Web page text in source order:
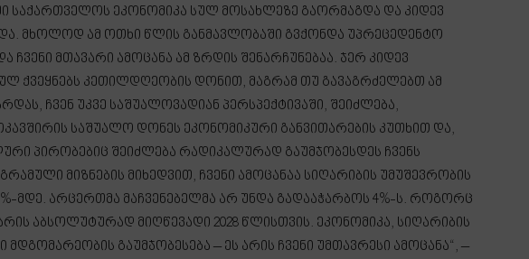
საქართველოს ეკონომიკა სულ მოსახლეზე გაორმაგდა და კიდევ
მხოლოდ ამ ოთხი წლის განმავლობაში გვქონდა უპრეცედენტო
ჩვენი მთავარი ამოცანა ამ ზრდის შენარჩუნებაა. ჯერ კიდევ
ქვეყნებს კეთილდღეობის დონით, მაგრამ თუ გავაგრძელებთ ამ
ჩვენ უკვე საშუალოვადიან პერსპექტივაში, შეიძლება,
საშუალო დონეს ეკონომიკური განვითარების კუთხით და,
პირობებიც შეიძლება რადიკალურად გაუმჯობესდეს ჩვენს
მიზნების მიხედვით, ჩვენი ამოცანაა სიღარიბის უმუშევრობის
მდე. არცერთმა მაჩვენებელმა არ უნდა გადააჭარბოს 4%-ს. როგორც
აბსოლუტურად მიღწევადი 2028 წლისთვის. ეკონომიკა, სიღარიბის
გაუმჯობესება – ეს არის ჩვენი უმთავრესი ამოცანა“, –